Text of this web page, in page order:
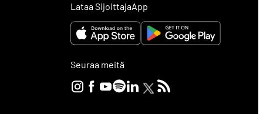
Lataa SijoittajaApp
Seuraa meitä